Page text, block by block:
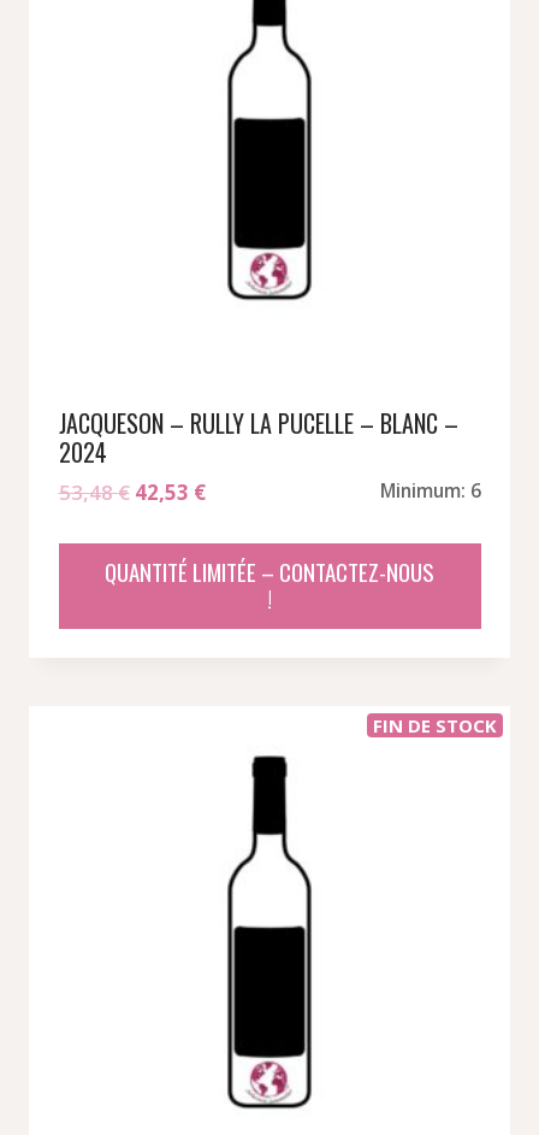
JACQUESON – RULLY LA PUCELLE – BLANC –
2024
53,48€ Le
initial
était :
42,53 €Le
actuel
est :
Minimum: 6
QUANTITÉ LIMITÉE – CONTACTEZ-NOUS
!
FIN DE STOCK